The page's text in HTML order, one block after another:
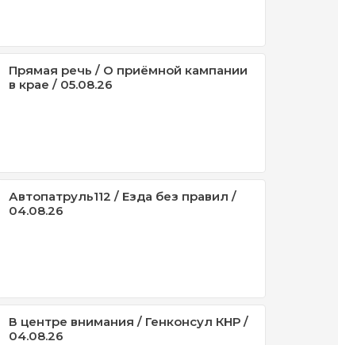
Прямая речь / О приёмной кампании
в крае / 05.08.26
Автопатруль112 / Езда без правил /
04.08.26
В центре внимания / Генконсул КНР /
04.08.26